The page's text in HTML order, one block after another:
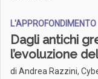
L'APPROFONDIMENTO
Dagli antichi
l’evoluzione
di Andrea Razzini,